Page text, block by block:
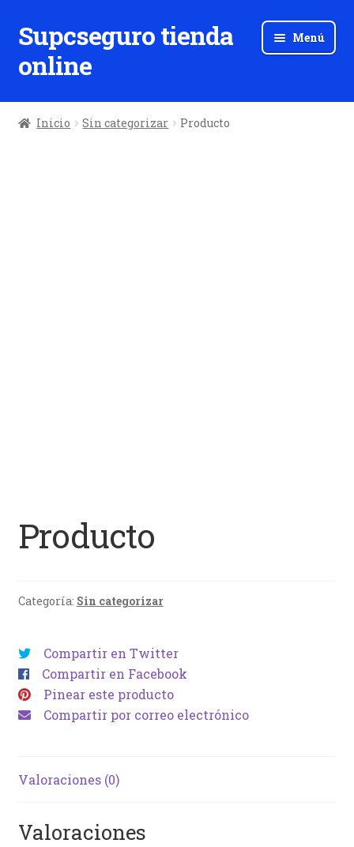
Ir
a
la
Ir
al
contenido
Supcseguro tienda
online
Menú
Inicio Sin categorizar Producto
Producto
Categoría: Sin categorizar
Compartir en Twitter
Compartir en Facebook
Pinear este producto
Compartir por correo electrónico
Valoraciones (0)
Valoraciones